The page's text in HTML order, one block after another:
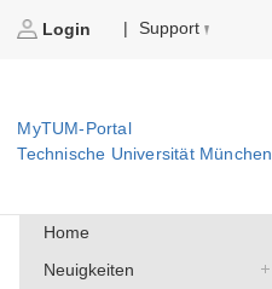
Login | Support
MyTUM-Portal
Technische Universität München
Home
Neuigkeiten